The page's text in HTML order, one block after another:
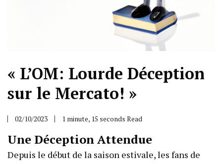
« L’OM: Lourde Déception
sur le Mercato! »
02/10/2023 1 minute, 15 seconds Read
Une Déception Attendue
Depuis le début de la saison estivale, les fans de